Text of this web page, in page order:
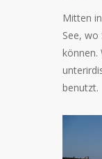
Mitten
See,
können.
benutzt.